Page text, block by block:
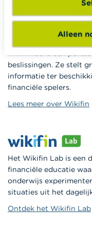
Alleen
Wikifin.be is een
beslissingen. Ze stelt
informatie ter
financiële spelers.
Lees meer over Wikifin
Het Wikifin Lab is een
financiële educatie
onderwijs
situaties uit het
Ontdek het Wikifin Lab